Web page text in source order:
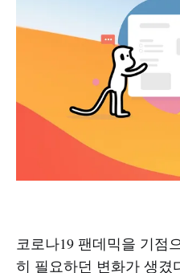
코로나19 팬데믹을 기점
히 필요하던 변화가 생겼